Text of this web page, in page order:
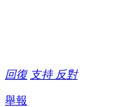
回復 支持 反對
舉報